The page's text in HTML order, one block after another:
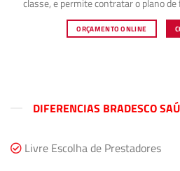
classe, e permite contratar o plano
ORÇAMENTO ONLINE
DIFERENCIAS BRADESCO
Livre Escolha de Prestadores